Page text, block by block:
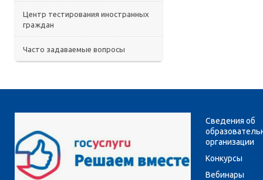
Центр тестирования иностранных
граждан
Часто задаваемые вопросы
Сведения об
организации
Конкурсы
Вебинары